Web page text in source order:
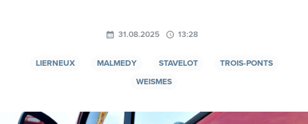
31.08.2025 13:28
LIERNEUX MALMEDY STAVELOT
TROIS-PONTS
WEISMES